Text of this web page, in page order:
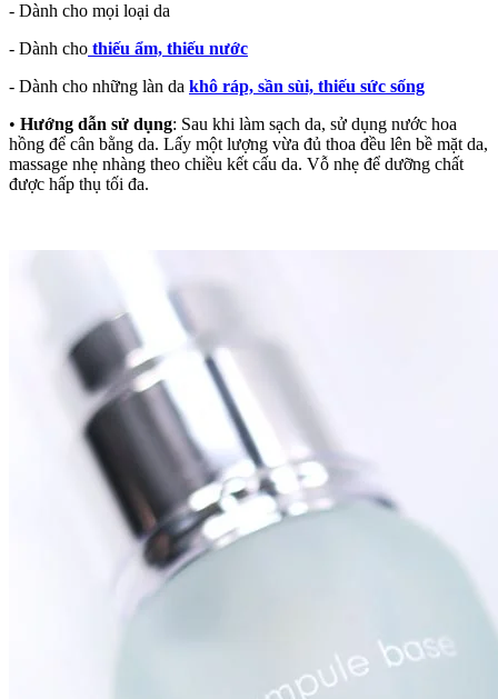
- Dành cho mọi loại da
- Dành cho thiếu ẩm, thiếu nước
- Dành cho những làn da khô ráp, sần sùi, thiếu sức sống
• Hướng dẫn sử dụng: Sau khi làm sạch da, sử dụng nước hoa
hồng để cân bằng da. Lấy một lượng vừa đủ thoa đều lên bề mặt da,
massage nhẹ nhàng theo chiều kết cấu da. Vỗ nhẹ để dưỡng chất
được hấp thụ tối đa.